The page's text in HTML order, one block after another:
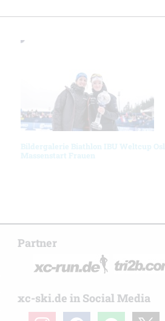
Bildergalerie Biathlon IBU Weltcup
Massenstart Frauen
Partner
xc-ski.de in Social Media